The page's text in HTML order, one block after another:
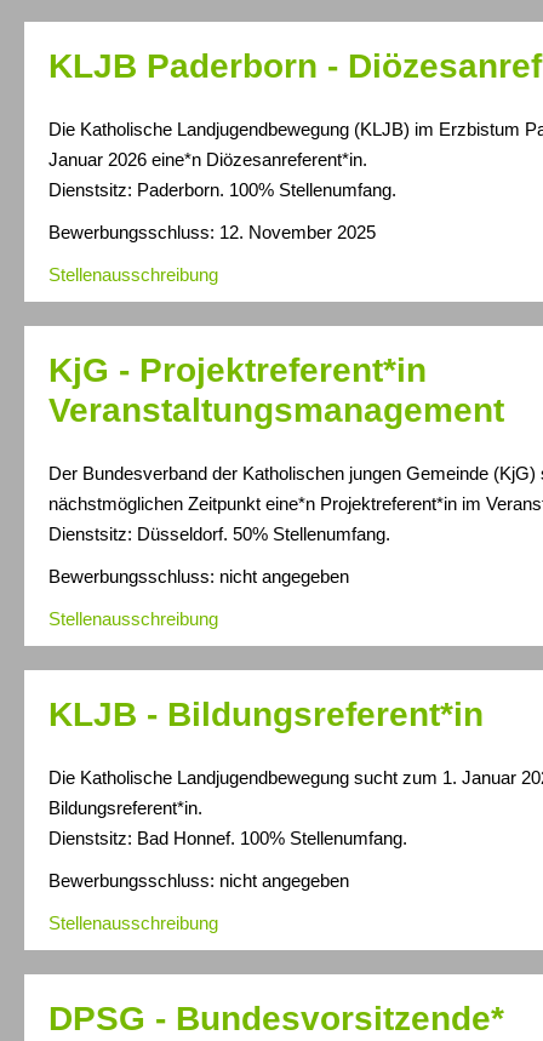
KLJB Paderborn -
Die Katholische Landjugendbewegung (KLJB) im Erzbistum
Januar 2026 eine*n Diözesanreferent*in.
Dienstsitz: Paderborn. 100% Stellenumfang.
Bewerbungsschluss: 12. November 2025
Stellenausschreibung
KjG - Projektreferent*in
Veranstaltungsmanagement
Der Bundesverband der Katholischen jungen Gemeinde
nächstmöglichen Zeitpunkt eine*n Projektreferent*in im
Dienstsitz: Düsseldorf. 50% Stellenumfang.
Bewerbungsschluss: nicht angegeben
Stellenausschreibung
KLJB - Bildungsreferent*in
Die Katholische Landjugendbewegung sucht zum 1. Januar
Bildungsreferent*in.
Dienstsitz: Bad Honnef. 100% Stellenumfang.
Bewerbungsschluss: nicht angegeben
Stellenausschreibung
DPSG - Bundesvorsitzende*